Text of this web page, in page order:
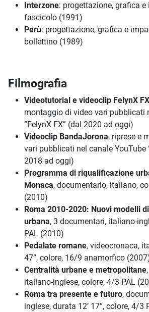
Interzone: progettazione, grafica e
fascicolo (1991)
Perù: progettazione, grafica e
bollettino (1989)
Filmografia
Videotutorial e videoclip FelynX FX
montaggio di video vari pubblicati
“FelynX FX” (dal 2020 ad oggi)
Videoclip BandaJorona, riprese e
vari pubblicati nel canale YouTube
2018 ad oggi)
Programma di riqualificazione
Monaca, documentario, italiano,
(2010)
Roma 2010-2020: Nuovi modelli
urbana, 3 documentari, italiano-
PAL (2010)
Pedalate romane, videocronaca,
47”, colore, 16/9 anamorfico
Centralità urbane e metropolitane
italiano-inglese, colore, 4/3 PAL
Roma tra presente e futuro,
inglese, durata 12’ 17”, colore, 4/3